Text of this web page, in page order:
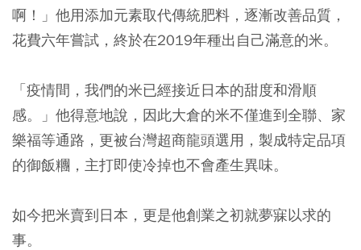
啊！」他用添加元素取代傳統肥料，逐漸改善品質，
花費六年嘗試，終於在2019年種出自己滿意的米。
「疫情間，我們的米已經接近日本的甜度和滑順
感。」他得意地說，因此大倉的米不僅進到全聯、家
樂福等通路，更被台灣超商龍頭選用，製成特定品項
的御飯糰，主打即使冷掉也不會產生異味。
如今把米賣到日本，更是他創業之初就夢寐以求的
事。